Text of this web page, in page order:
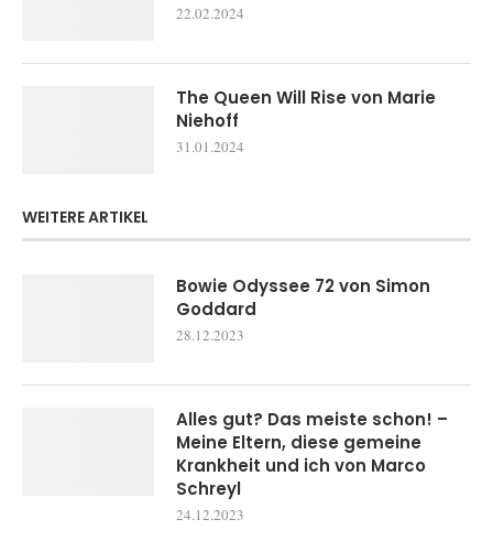
22.02.2024
The Queen Will Rise von Marie
Niehoff
31.01.2024
WEITERE ARTIKEL
Bowie Odyssee 72 von Simon
Goddard
28.12.2023
Alles gut? Das meiste schon! –
Meine Eltern, diese gemeine
Krankheit und ich von Marco
Schreyl
24.12.2023